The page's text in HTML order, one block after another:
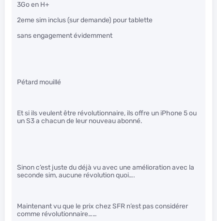
3Go en H+
2eme sim inclus (sur demande) pour tablette
sans engagement évidemment
Pétard mouillé
Et si ils veulent être révolutionnaire, ils offre un iPhone 5 ou
un S3 a chacun de leur nouveau abonné.
Sinon c’est juste du déjà vu avec une amélioration avec la
seconde sim, aucune révolution quoi….
Maintenant vu que le prix chez SFR n’est pas considérer
comme révolutionnaire……